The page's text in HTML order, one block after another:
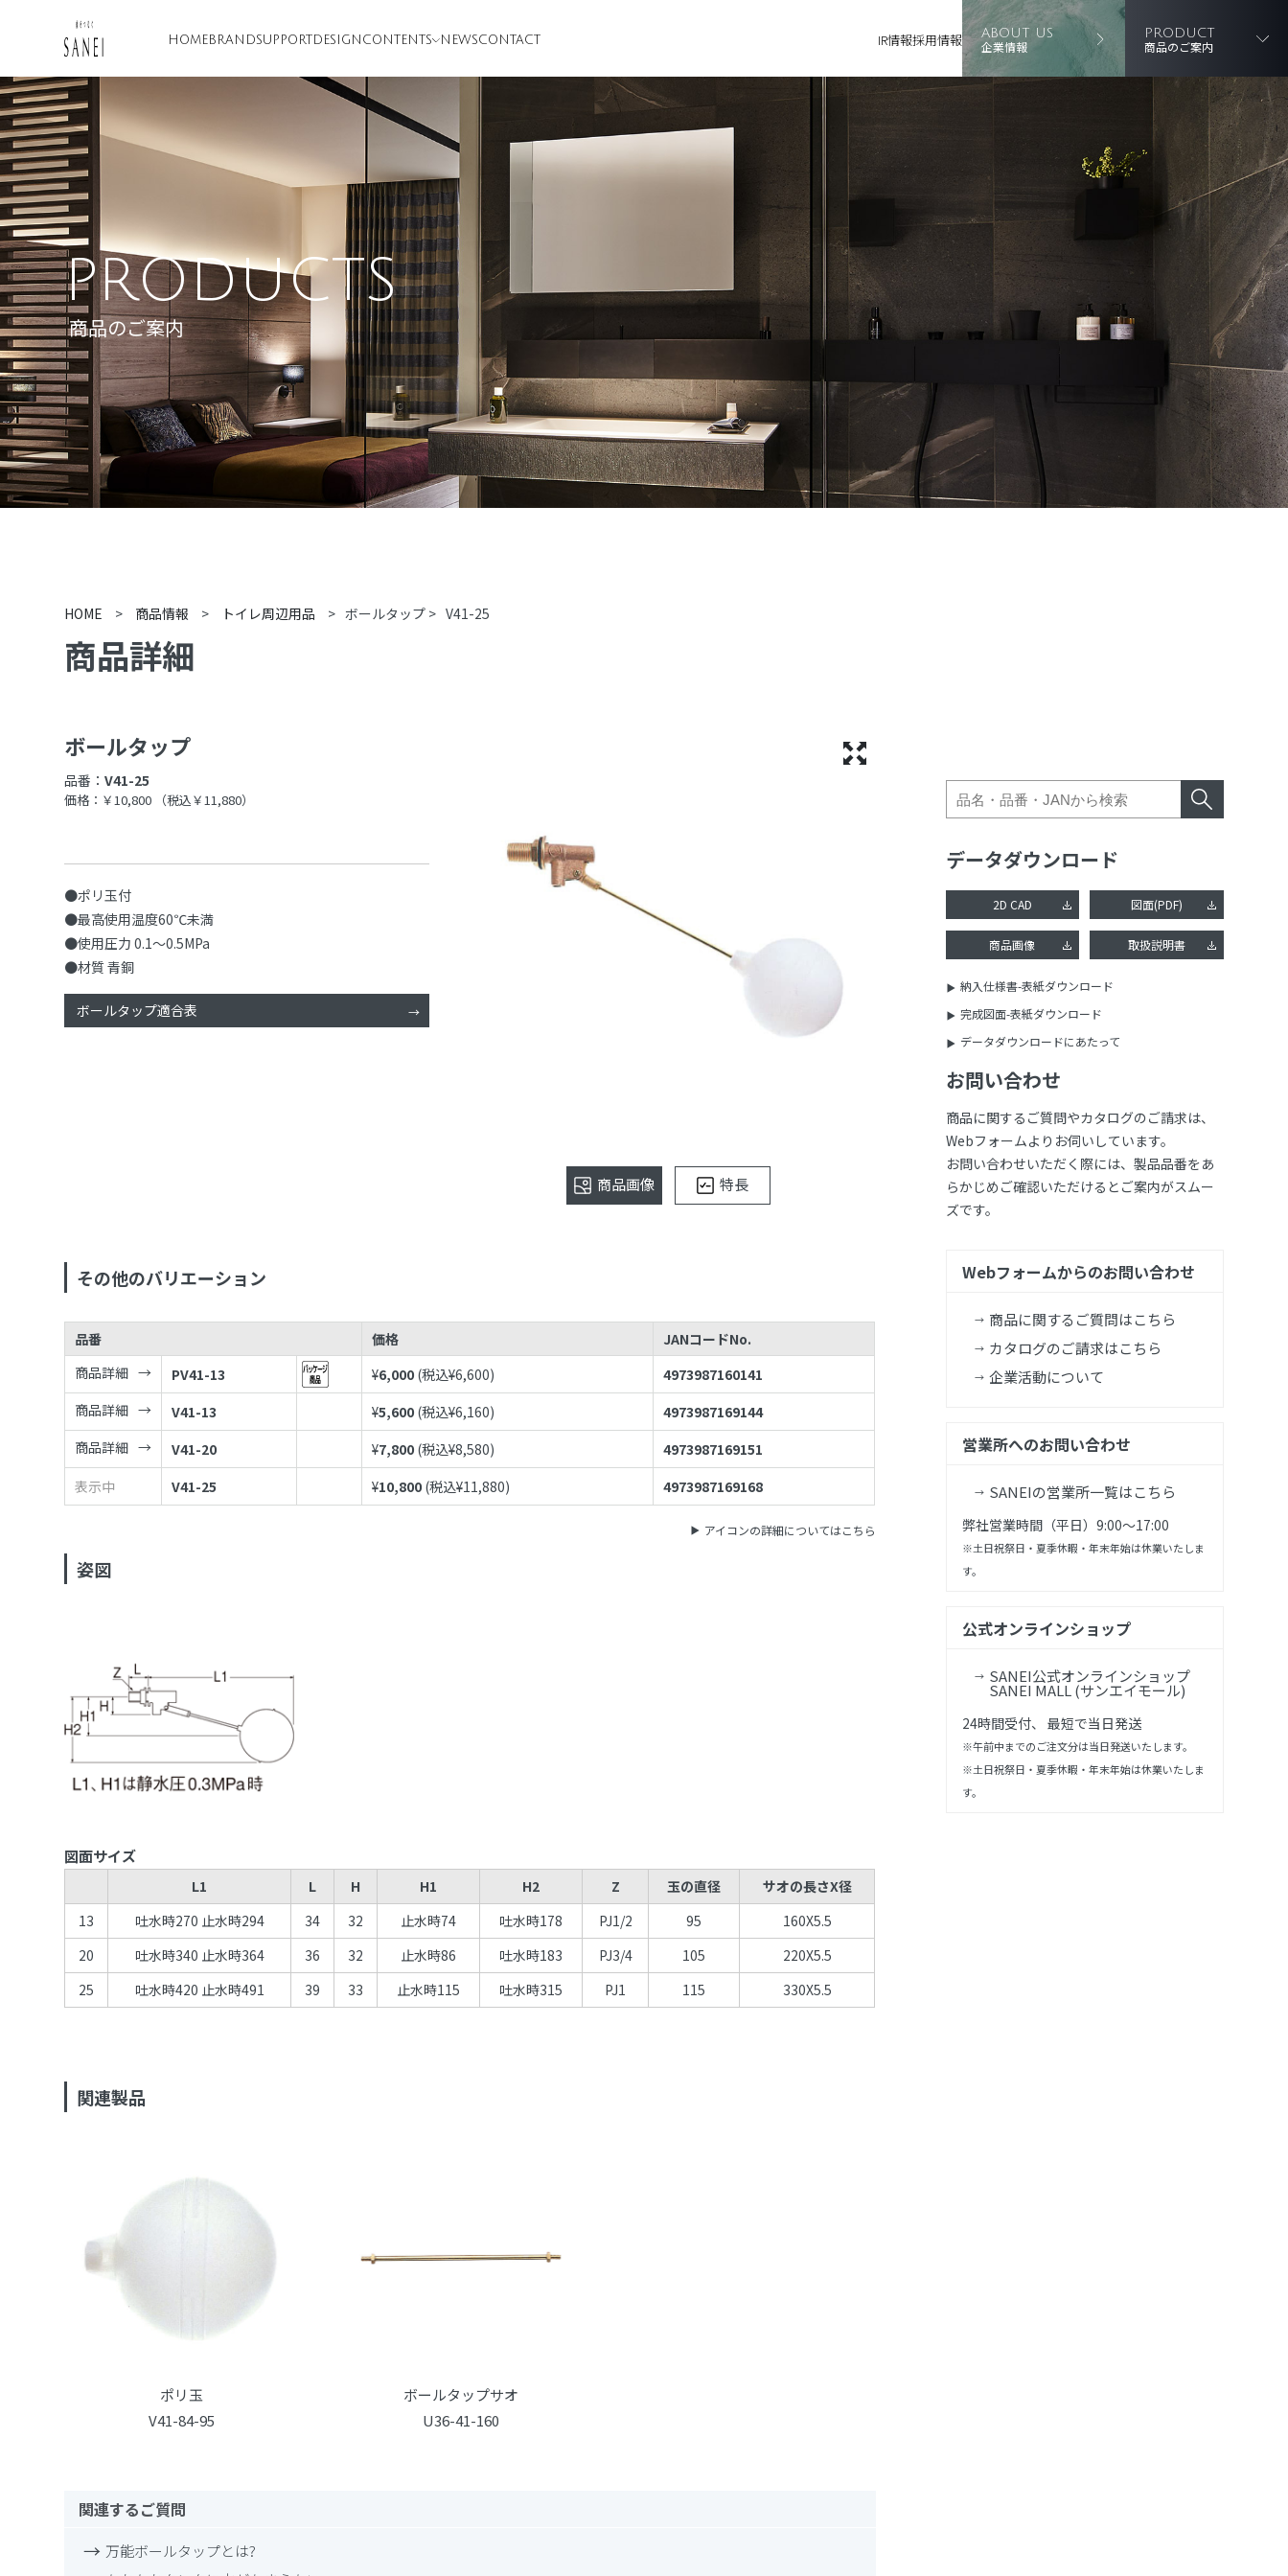
HOME BRANDSUPPORT DESIGN CONTENTS NEWSCONTACT IR情報採用情報 ABOUT US
企業情報
PRODUCT
商品のご案内
PRODUCTS
商品のご案内
HOME > 商品情報 > トイレ周辺用品 > ボールタップ > V41-25
商品詳細
ボールタップ
品番：V41-25
価格：￥10,800 （税込￥11,880）
●ポリ玉付
●最高使用温度60℃未満
●使用圧力 0.1〜0.5MPa
●材質 青銅
ボールタップ適合表
商品画像 特長
その他のバリエーション
品番 価格
JANコードNo.
商品詳細
PV41-13 ¥6,000 (税込¥6,600)
4973987160141
商品詳細
V41-13 ¥5,600 (税込¥6,160)
4973987169144
商品詳細
V41-20 ¥7,800 (税込¥8,580)
4973987169151
表示中
V41-25 ¥10,800 (税込¥11,880) 4973987169168
アイコンの詳細についてはこちら
姿図
図面サイズ
L1 L H H1 H2 Z 玉の直径
サオの長さX径
13
吐水時270 止水時294 34 32 止水時74 吐水時178 PJ1/2 95
160X5.5
20
吐水時340 止水時364 36 32 止水時86 吐水時183 PJ3/4 105
220X5.5
25
吐水時420 止水時491 39 33 止水時115 吐水時315 PJ1 115 330X5.5
関連製品
ポリ玉
V41-84-95
ボールタップサオ
U36-41-160
関連するご質問
万能ボールタップとは?
データダウンロード
2D CAD 図面(PDF)
商品画像 取扱説明書
納入仕様書-表紙ダウンロード
完成図面-表紙ダウンロード
データダウンロードにあたって
お問い合わせ
商品に関するご質問やカタログのご請求は、
Webフォームよりお伺いしています。
お問い合わせいただく際には、製品品番をあ
らかじめご確認いただけるとご案内がスムー
ズです。
Webフォームからのお問い合わせ
商品に関するご質問はこちら
カタログのご請求はこちら
企業活動について
営業所へのお問い合わせ
SANEIの営業所一覧はこちら
弊社営業時間（平日）9:00～17:00
※土日祝祭日・夏季休暇・年末年始は休業いたしま
す。
公式オンラインショップ
SANEI公式オンラインショップ
SANEI MALL (サンエイモール)
24時間受付、 最短で当日発送
※午前中までのご注文分は当日発送いたします。
※土日祝祭日・夏季休暇・年末年始は休業いたしま
す。